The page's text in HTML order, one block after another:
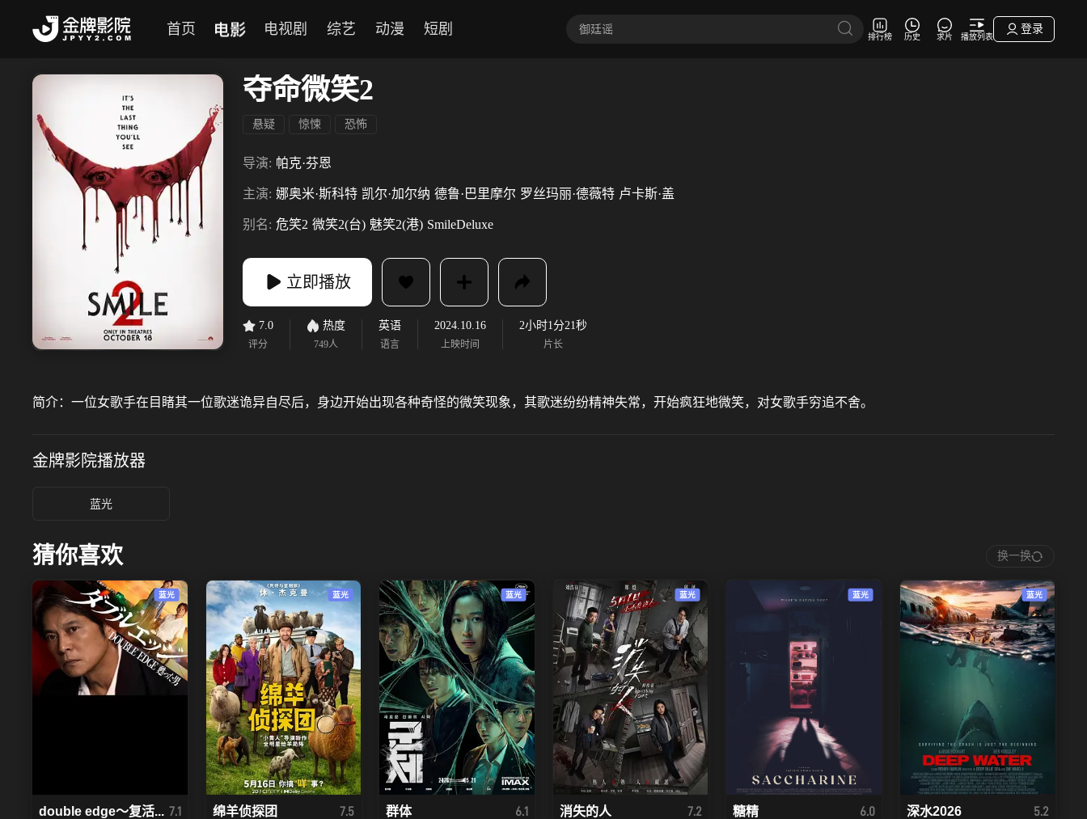
首页 电影 电视剧 综艺 动漫 短剧 排行榜 历史 求片 播放列表
登录
夺命微笑2
悬疑 惊悚 恐怖
导演: 帕克·芬恩
主演: 娜奥米·斯科特 凯尔·加尔纳 德鲁·巴里摩尔 罗丝玛丽·德薇特 卢卡斯·盖
别名: 危笑2 微笑2(台) 魅笑2(港) SmileDeluxe
立即播放
7.0
评分
热度
749人
英语
语言
2024.10.16
上映时间
2小时1分21秒
片长
简介： 一位女歌手在目睹其一位歌迷诡异自尽后，身边开始出现各种奇怪的微笑现象，其歌迷纷纷精神失常，开始疯狂地微笑，对女歌手穷追不舍。
金牌影院播放器
蓝光
猜你喜欢 换一换
蓝光
double edge～复活... 7.1
蓝光
绵羊侦探团 7.5
蓝光
群体 6.1
蓝光
消失的人 7.2
蓝光
糖精 6.0
蓝光
深水2026 5.2